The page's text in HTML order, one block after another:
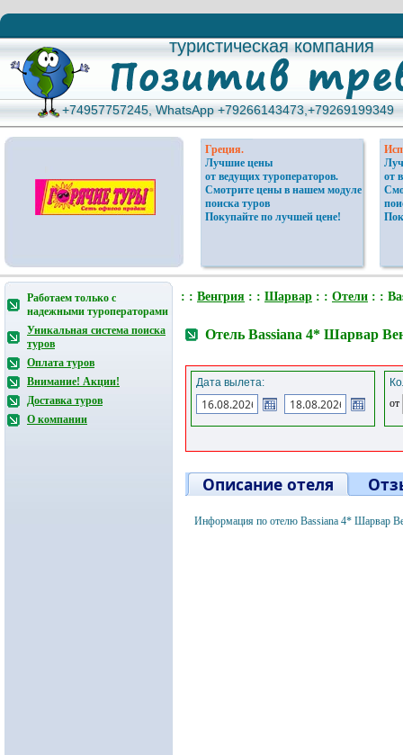
туристическая компания
туристическая компания
+74957757245, WhatsApp +79266143473,+79269199349
+74957757245, WhatsApp +79266143473,+79269199349
Греция.
Лучшие цены
от ведущих туроператоров.
Смотрите цены в нашем модуле
поиска туров
Покупайте по лучшей цене!
от
Работаем только с
надежными туроператорами
Уникальная система поиска
туров
Оплата туров
Внимание! Акции!
Доставка туров
О компании
: : Венгрия : : Шарвар : : Отели : :
Отель Bassiana 4* Шарвар
Дата вылета:
от
Описание отеля
Информация по отелю Bassiana 4* Шарвар